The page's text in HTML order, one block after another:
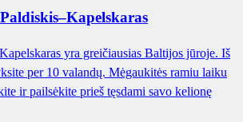
yra greičiausias Baltijos jūroje. Iš
per 10 valandų. Mėgaukitės ramiu laiku
ir pailsėkite prieš tęsdami savo kelionę